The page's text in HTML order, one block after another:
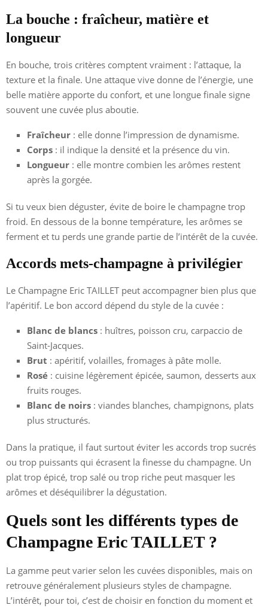
La bouche : fraîcheur, matière et
longueur
En bouche, trois critères comptent vraiment : l’attaque, la
texture et la finale. Une attaque vive donne de l’énergie, une
belle matière apporte du confort, et une longue finale signe
souvent une cuvée plus aboutie.
Fraîcheur : elle donne l’impression de dynamisme.
Corps : il indique la densité et la présence du vin.
Longueur : elle montre combien les arômes restent
après la gorgée.
Si tu veux bien déguster, évite de boire le champagne trop
froid. En dessous de la bonne température, les arômes se
ferment et tu perds une grande partie de l’intérêt de la cuvée.
Accords mets-champagne à privilégier
Le Champagne Eric TAILLET peut accompagner bien plus que
l’apéritif. Le bon accord dépend du style de la cuvée :
Blanc de blancs : huîtres, poisson cru, carpaccio de
Saint-Jacques.
Brut : apéritif, volailles, fromages à pâte molle.
Rosé : cuisine légèrement épicée, saumon, desserts aux
fruits rouges.
Blanc de noirs : viandes blanches, champignons, plats
plus structurés.
Dans la pratique, il faut surtout éviter les accords trop sucrés
ou trop puissants qui écrasent la finesse du champagne. Un
plat trop épicé, trop salé ou trop riche peut masquer les
arômes et déséquilibrer la dégustation.
Quels sont les différents types de
Champagne Eric TAILLET ?
La gamme peut varier selon les cuvées disponibles, mais on
retrouve généralement plusieurs styles de champagne.
L’intérêt, pour toi, c’est de choisir en fonction du moment et